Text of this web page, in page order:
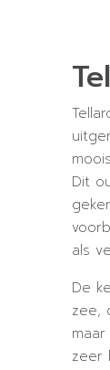
Dit
als
De
zee,
zeer